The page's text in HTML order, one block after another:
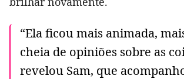
“Ela ficou mais animada,
cheia de opiniões sobre as
revelou Sam, que